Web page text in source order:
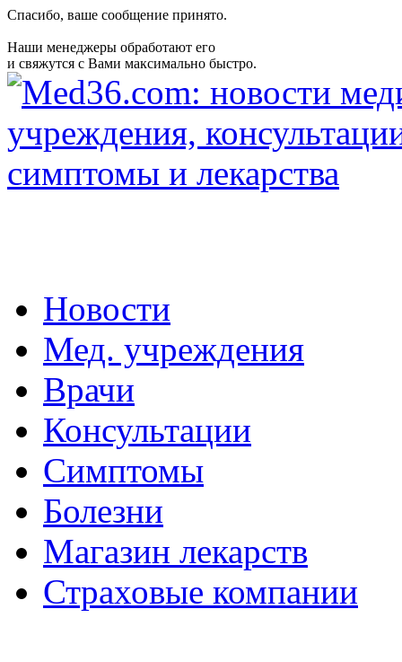
Спасибо, ваше сообщение принято.
Наши менеджеры обработают его
и свяжутся с Вами максимально быстро.
Новости
Мед. учреждения
Врачи
Консультации
Симптомы
Болезни
Магазин лекарств
Страховые компании